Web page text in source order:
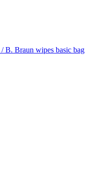
B. Braun wipes basic bag